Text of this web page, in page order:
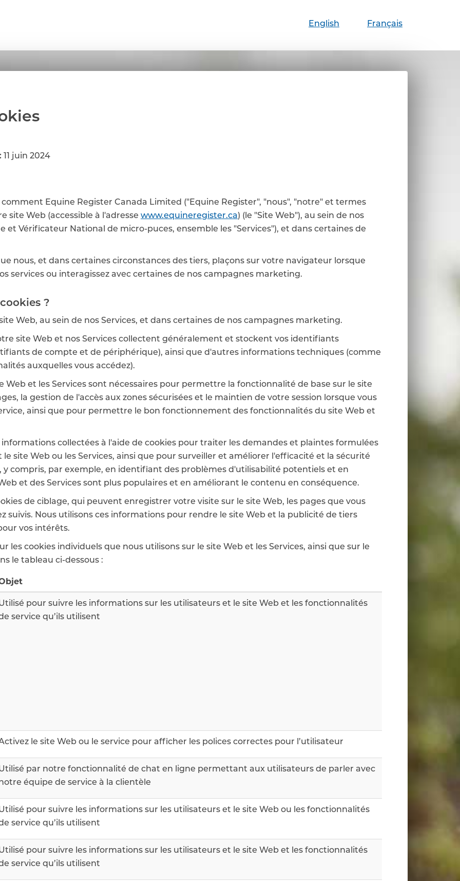
English Français
11 juin 2024
Equine Register Canada Limited ("Equine Register", "nous", "notre" et termes
site Web (accessible à l'adresse www.equineregister.ca) (le "Site Web"), au sein de nos
et Vérificateur National de micro-puces, ensemble les "Services"), et dans certaines de
nous, et dans certaines circonstances des tiers, plaçons sur votre navigateur lorsque
services ou interagissez avec certaines de nos campagnes marketing.
?
Web, au sein de nos Services, et dans certaines de nos campagnes marketing.
site Web et nos Services collectent généralement et stockent vos identifiants
de compte et de périphérique), ainsi que d'autres informations techniques (comme
auxquelles vous accédez).
Web et les Services sont nécessaires pour permettre la fonctionnalité de base sur le site
la gestion de l'accès aux zones sécurisées et le maintien de votre session lorsque vous
ainsi que pour permettre le bon fonctionnement des fonctionnalités du site Web et
collectées à l'aide de cookies pour traiter les demandes et plaintes formulées
site Web ou les Services, ainsi que pour surveiller et améliorer l'efficacité et la sécurité
y compris, par exemple, en identifiant des problèmes d'utilisabilité potentiels et en
et des Services sont plus populaires et en améliorant le contenu en conséquence.
de ciblage, qui peuvent enregistrer votre visite sur le site Web, les pages que vous
suivis. Nous utilisons ces informations pour rendre le site Web et la publicité de tiers
vos intérêts.
les cookies individuels que nous utilisons sur le site Web et les Services, ainsi que sur le
le tableau ci-dessous :
pour suivre les informations sur les utilisateurs et le site Web et les fonctionnalités
service qu’ils utilisent
le site Web ou le service pour afficher les polices correctes pour l’utilisateur
par notre fonctionnalité de chat en ligne permettant aux utilisateurs de parler avec
équipe de service à la clientèle
pour suivre les informations sur les utilisateurs et le site Web ou les fonctionnalités
service qu’ils utilisent
pour suivre les informations sur les utilisateurs et le site Web et les fonctionnalités
service qu’ils utilisent